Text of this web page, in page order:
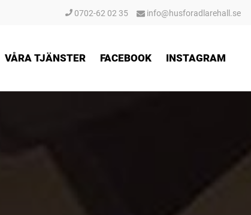
0702-62 02 35 info@husforadlarehall.se
VÅRA TJÄNSTER FACEBOOK INSTAGRAM